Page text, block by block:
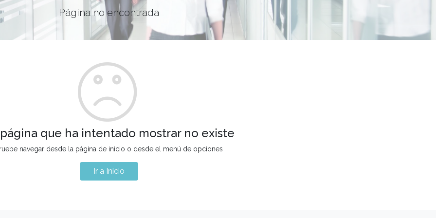
Página no encontrada
que ha intentado mostrar no existe
navegar desde la página de inicio o desde el menú de opciones
Ir a Inicio